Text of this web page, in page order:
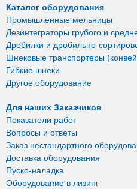
Каталог оборудования
Промышленные мельницы
Дезинтеграторы грубого и
Дробилки и дробильно-
Шнековые транспортеры
Гибкие шнеки
Другое оборудование
Для наших Заказчиков
Показатели работ
Вопросы и ответы
Заказ нестандартного
Доставка оборудования
Пуско-наладка
Оборудование в лизинг